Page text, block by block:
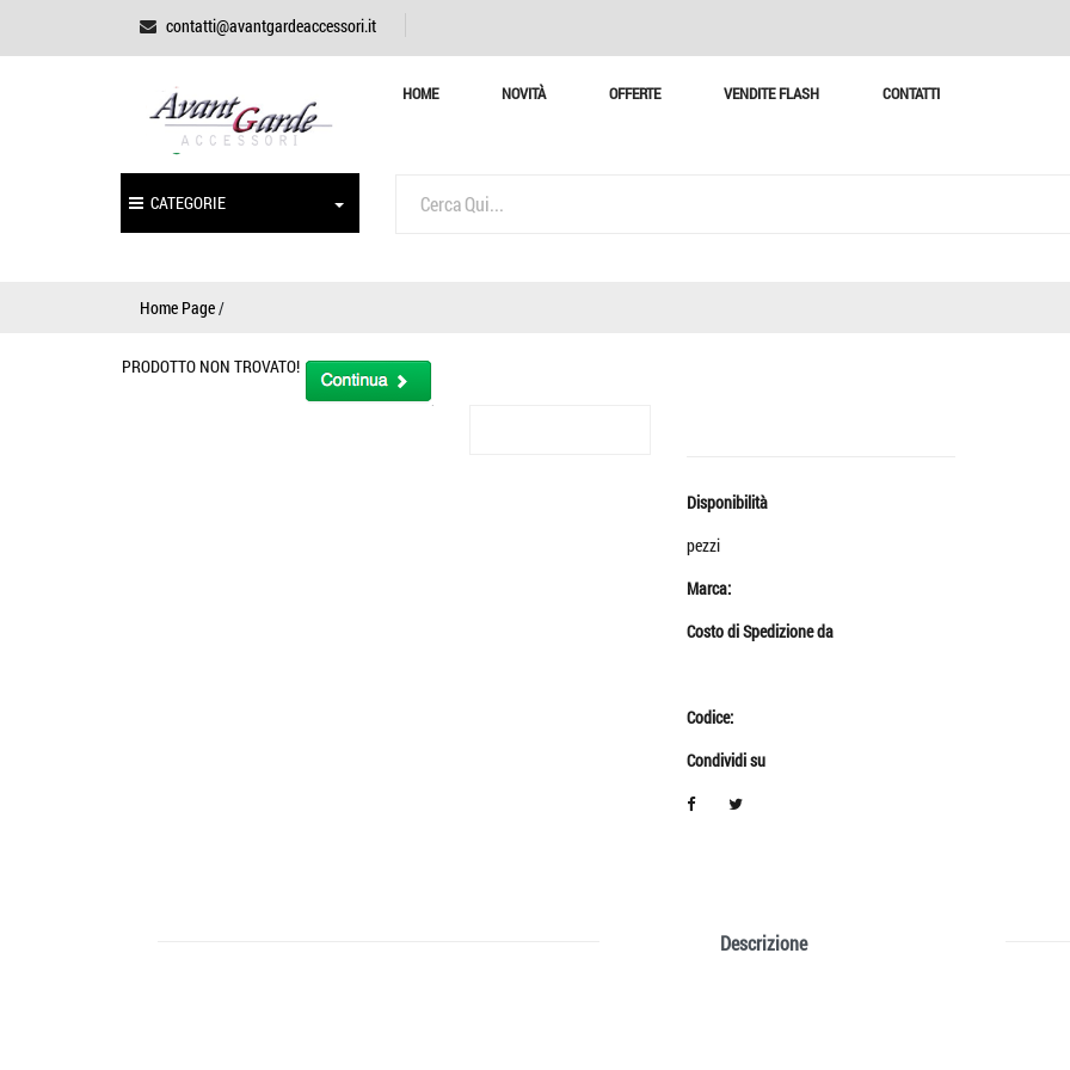
contatti@avantgardeaccessori.it
HOME NOVITÀ OFFERTE VENDITE FLASH CONTATTI
CATEGORIE
Home Page/
PRODOTTO NON TROVATO!
Disponibilità
pezzi
Marca:
Costo di Spedizione da
Codice:
Condividi su
Descrizione